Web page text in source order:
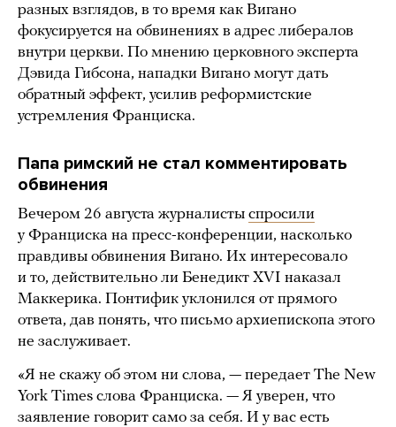
разных взглядов, в то время как Вигано
фокусируется на обвинениях в адрес либералов
внутри церкви. По мнению церковного эксперта
Дэвида Гибсона, нападки Вигано могут дать
обратный эффект, усилив реформистские
устремления Франциска.
Папа римский не стал комментировать
обвинения
Вечером 26 августа журналисты спросили
у Франциска на пресс-конференции, насколько
правдивы обвинения Вигано. Их интересовало
и то, действительно ли Бенедикт XVI наказал
Маккерика. Понтифик уклонился от прямого
ответа, дав понять, что письмо архиепископа этого
не заслуживает.
«Я не скажу об этом ни слова, — передает The New
York Times слова Франциска. — Я уверен, что
заявление говорит само за себя. И у вас есть